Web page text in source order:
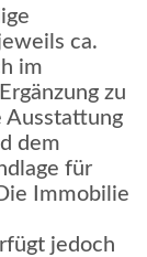
ca.
im
zu
Ausstattung
dem
für
Immobilie
jedoch